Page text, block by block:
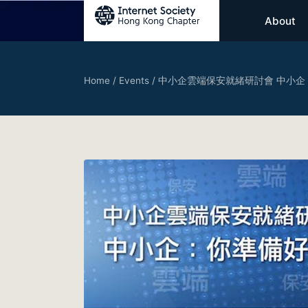
About
Home / Events / 中小企雲端保安就緒研討會 中小